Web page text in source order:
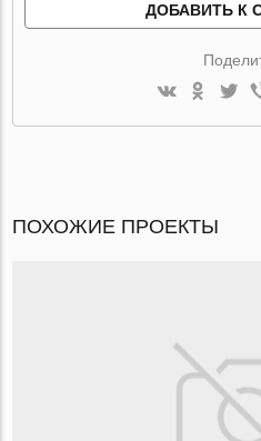
ДОБАВИТЬ К
ПОХОЖИЕ ПРОЕКТЫ